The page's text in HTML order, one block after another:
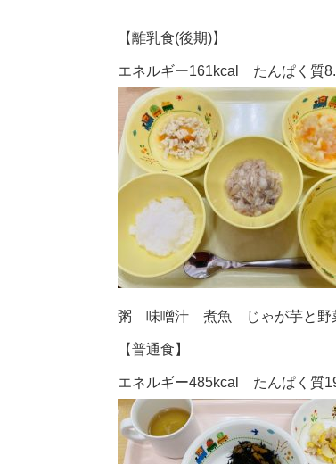
【離乳食(後期)】
エネルギー161kcal たんぱく質
粥 味噌汁 煮魚 じゃが芋と野
【普通食】
エネルギー485kcal たんぱく質